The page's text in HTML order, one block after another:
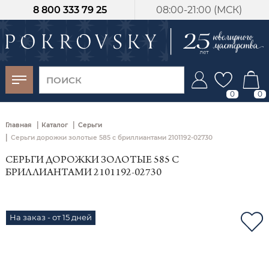
08:00-21:00 (МСК)
8 800 333 79 25
0 0
Главная | Каталог | Серьги
| Серьги дорожки золотые 585 с бриллиантами 2101192-02730
СЕРЬГИ ДОРОЖКИ ЗОЛОТЫЕ 585 С
БРИЛЛИАНТАМИ 2101192-02730
На заказ - от 15 дней
-30%
от 15 дней с
момента оплаты